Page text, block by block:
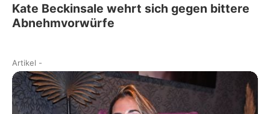
Kate Beckinsale wehrt sich gegen bittere
Abnehmvorwürfe
Artikel -